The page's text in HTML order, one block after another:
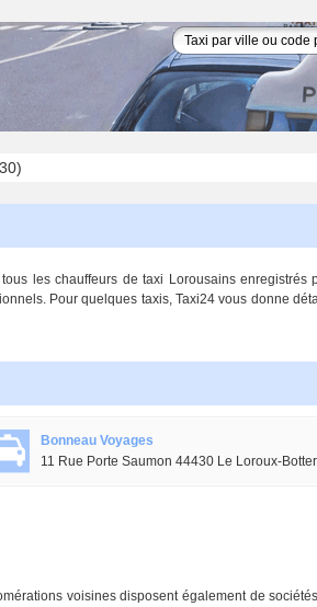
les chauffeurs de taxi Lorousains enregistrés
Pour quelques taxis, Taxi24 vous donne
Bonneau Voyages
11 Rue Porte Saumon 44430 Le Loroux-
voisines disposent également de